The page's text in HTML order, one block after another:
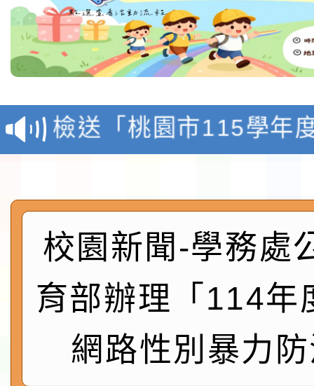
本校115學年度第1學
第3次招考代課鐘點教
告(不再辦理後續甄選)
檢送「桃園市115學年
賽實施要點」1份
本市「115學年度學生
程安排一案
「桃園市補助參觀特色
展演活動實施計畫」
請一案
社團法人中華民國畫廊
026 ART TAIPEI臺北
本校115學年度第1學
第2次招考代課鐘點教
告(採1次公告分次招考)
115 年度兒童課後照
0 小時業訓練課程
轉知本市體育總會划船
校園新聞-學務處
育部辦理「114年
網路性別暴力